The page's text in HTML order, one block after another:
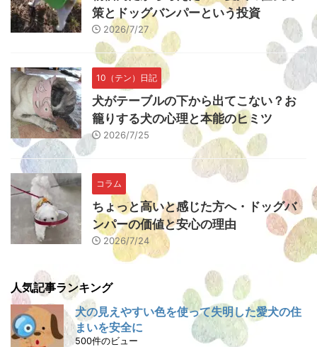
策とドッグバンパーという投資
2026/7/27
10（テン）日記
犬がテーブルの下から出てこない？お
籠りする犬の心理と本能のヒミツ
2026/7/25
コラム
ちょっと高いと感じた方へ・ドッグバ
ンパーの価値と安心の理由
2026/7/24
人気記事ランキング
犬の見えやすい色を使って失明した愛犬の住
まいを安全に
500件のビュー